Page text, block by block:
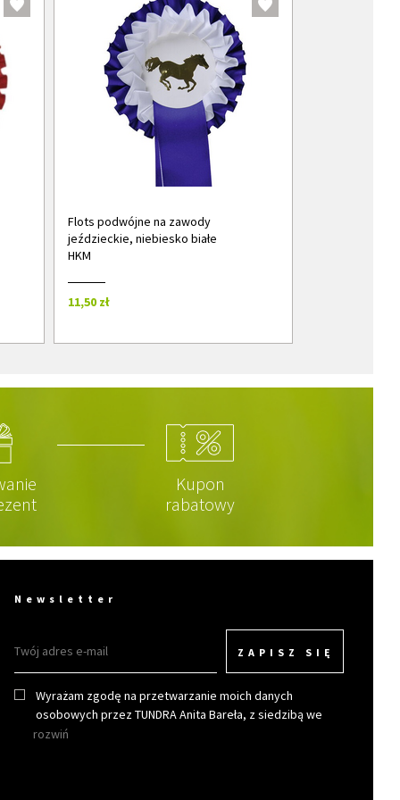
Flots podwójne na zawody
jeździeckie, niebiesko białe
HKM
11,50 zł
Kupon
rabatowy
Newsletter
ZAPISZ SIĘ
Wyrażam zgodę na przetwarzanie moich danych
osobowych przez TUNDRA Anita Bareła, z siedzibą we
Wrocławiu w celu otrzymywania newslettera.
rozwiń